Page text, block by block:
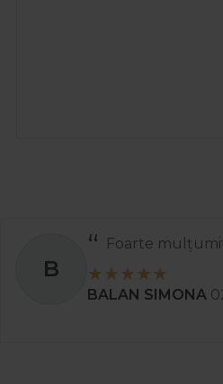
Recomand
Stanciu Aura Andreea